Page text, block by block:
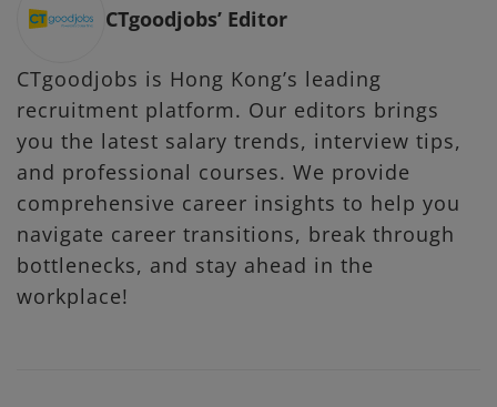
CTgoodjobs’ Editor
CTgoodjobs is Hong Kong’s leading
recruitment platform. Our editors brings
you the latest salary trends, interview tips,
and professional courses. We provide
comprehensive career insights to help you
navigate career transitions, break through
bottlenecks, and stay ahead in the
workplace!